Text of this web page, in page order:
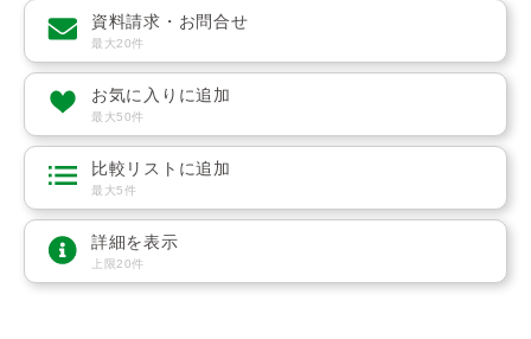
資料請求・お問合せ
最大20件
お気に入りに追加
最大50件
比較リストに追加
最大5件
詳細を表示
上限20件